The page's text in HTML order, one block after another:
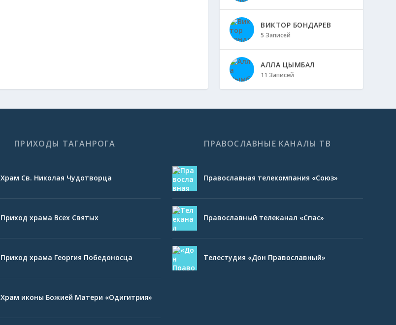
ВИКТОР БОНДАРЕВ
5 Записей
АЛЛА ЦЫМБАЛ
11 Записей
ПРИХОДЫ ТАГАНРОГА
Храм Св. Николая Чудотворца
Приход храма Всех Святых
Приход храма Георгия Победоносца
Храм иконы Божией Матери «Одигитрия»
ПРАВОСЛАВНЫЕ КАНАЛЫ ТВ
Православная телекомпания «Союз»
Православный телеканал «Спас»
Телестудия «Дон Православный»